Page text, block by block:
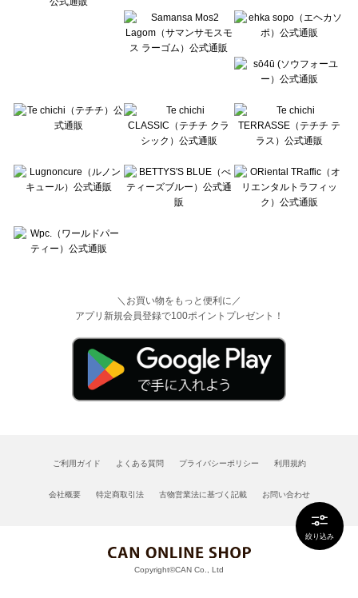
絞り込み
＼お買い物をもっと便利に／
アプリ新規会員登録で100ポイントプレゼント！
ご利用ガイド よくある質問 プライバシーポリシー 利用規約
会社概要 特定商取引法 古物営業法に基づく記載 お問い合わせ
Copyright©CAN Co., Ltd